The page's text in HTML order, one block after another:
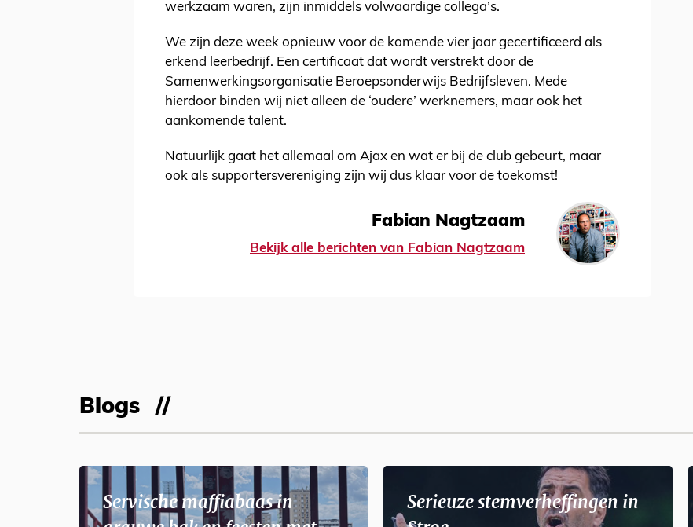
werkzaam waren, zijn inmiddels volwaardige collega’s.
We zijn deze week opnieuw voor de komende vier jaar gecertificeerd als
erkend leerbedrijf. Een certificaat dat wordt verstrekt door de
Samenwerkingsorganisatie Beroepsonderwijs Bedrijfsleven. Mede
hierdoor binden wij niet alleen de ‘oudere’ werknemers, maar ook het
aankomende talent.
Natuurlijk gaat het allemaal om Ajax en wat er bij de club gebeurt, maar
ook als supportersvereniging zijn wij dus klaar voor de toekomst!
Fabian Nagtzaam
Bekijk alle berichten van Fabian Nagtzaam
Blogs
Servische maffiabaas in
Serieuze stemverheffingen in